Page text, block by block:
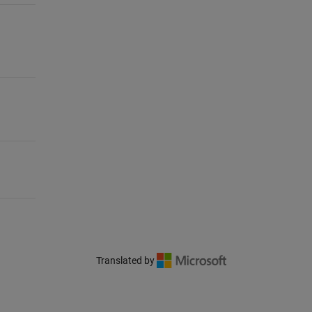
Translated by